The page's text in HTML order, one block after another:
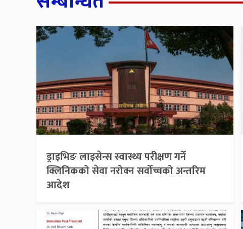
ड्राइभिङ लाइसेन्स स्वास्थ्य परीक्षण गर्ने
क्लिनिकको सेवा नरोक्न सर्वोच्चको अन्तरिम
आदेश